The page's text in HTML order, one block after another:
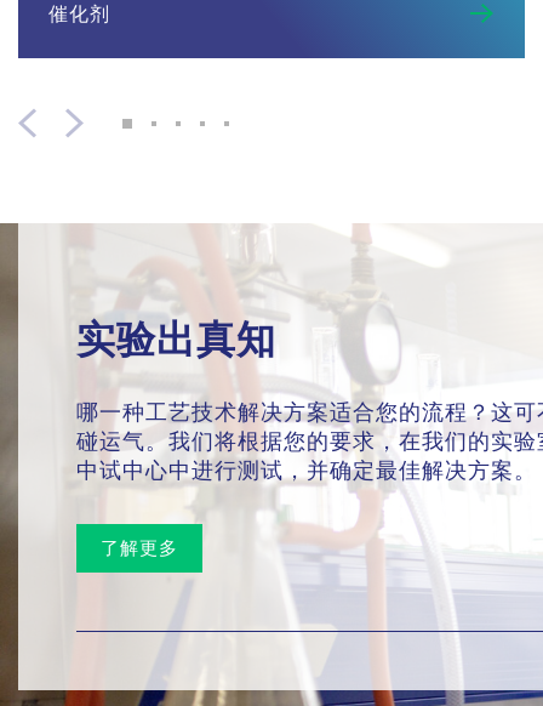
催化剂
实验出真知
哪一种工艺技术解决方案适合您的流程？这可
碰运气。我们将根据您的要求，在我们的实验
中试中心中进行测试，并确定最佳解决方案。
了解更多